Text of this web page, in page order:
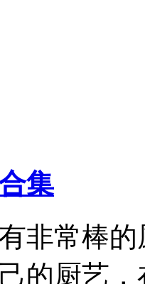
集
非常棒
的厨艺